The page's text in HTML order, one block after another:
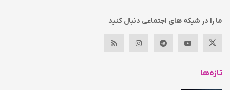
ما را در شبکه های اجتماعی دنبال کنید
تازه‌ها